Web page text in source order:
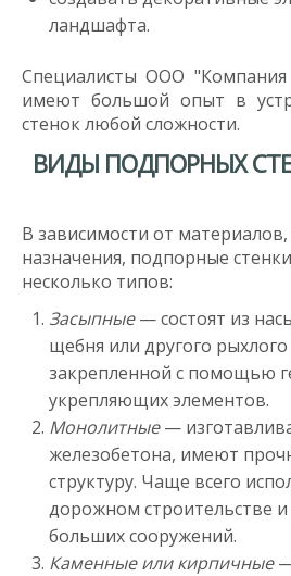
ландшафта.
Специалисты ООО "Компания
имеют большой опыт в
стенок любой сложности.
ВИДЫ ПОДПОРНЫХ
В зависимости от
назначения, подпорные
несколько типов:
Засыпные— состоят из
щебня или другого
закрепленной с помощью
укрепляющих элементов.
Монолитные—
железобетона, имеют
структуру. Чаще всего
дорожном строительстве
больших сооружений.
Каменные или кирпичные—